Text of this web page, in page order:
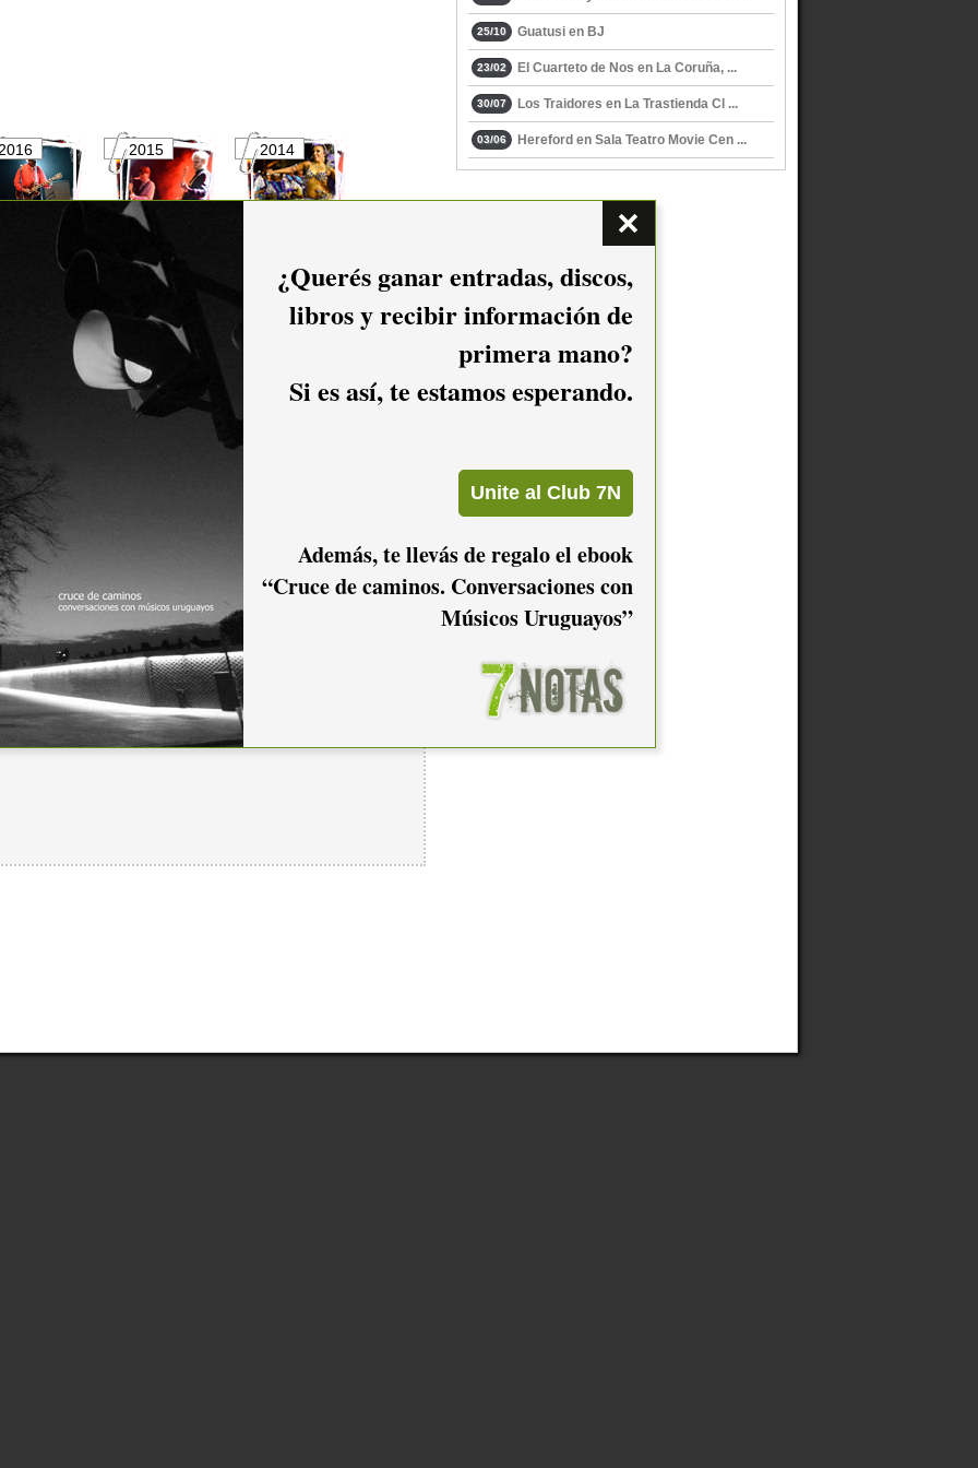
2015 2014
2010
2005
hacerlogin.
25/10 Guatusi en BJ
23/02 El Cuarteto de Nos en La Coruña, ...
30/07 Los Traidores en La Trastienda Cl ...
03/06 Hereford en Sala Teatro Movie Cen ...
¿Querés ganar entradas, discos,
libros y recibir información de
primera mano?
Si es así, te estamos esperando.
Además, te llevás de regalo el ebook
“Cruce de caminos. Conversaciones con
Músicos Uruguayos”